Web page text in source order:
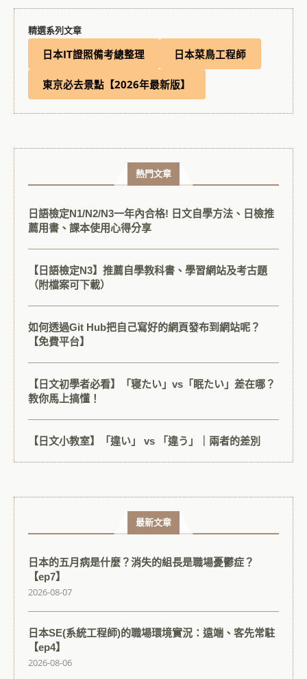
精選系列文章
日本IT證照備考總整理 日本菜鳥工程師
東京必去景點【2026年最新版】
熱門文章
日語檢定N1/N2/N3一年內合格! 日文自學方法、日檢推
薦用書、課本使用心得分享
【日語檢定N3】推薦自學教科書、學習網站及考古題
（附檔案可下載）
如何透過Git Hub把自己寫好的網頁發布到網站呢？
【免費平台】
【日文初學者必看】「寝たい」vs「眠たい」差在哪？
教你馬上搞懂！
【日文小教室】「違い」 vs 「違う」｜兩者的差別
最新文章
日本的五月病是什麼？消失的組長是職場憂鬱症？
【ep7】
2026-08-07
日本SE(系統工程師)的職場環境實況：遠端、客先常駐
【ep4】
2026-08-06